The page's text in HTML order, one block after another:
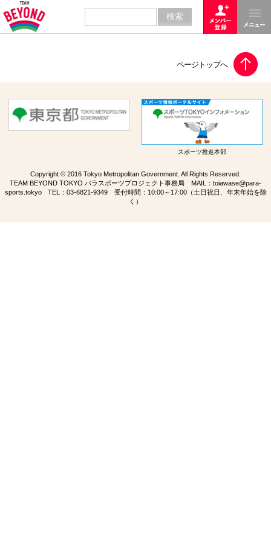
スポーツ推進本部
Copyright © 2016 Tokyo Metropolitan Government. All Rights Reserved.
TEAM BEYOND TOKYO パラスポーツプロジェクト事務局 MAIL： toiawase@para-
sports.tokyoTEL： 03-6821-9349受付時間：10:00～17:00（土日祝日、年末年始を除
く）